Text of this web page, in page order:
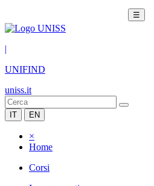
☰
|
UNIFIND
uniss.it
IT EN
×
Home
Corsi